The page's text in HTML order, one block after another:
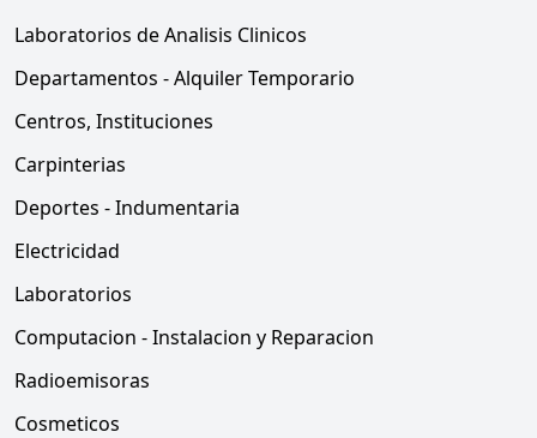
Laboratorios de Analisis Clinicos
Departamentos - Alquiler Temporario
Centros, Instituciones
Carpinterias
Deportes - Indumentaria
Electricidad
Laboratorios
Computacion - Instalacion y Reparacion
Radioemisoras
Cosmeticos